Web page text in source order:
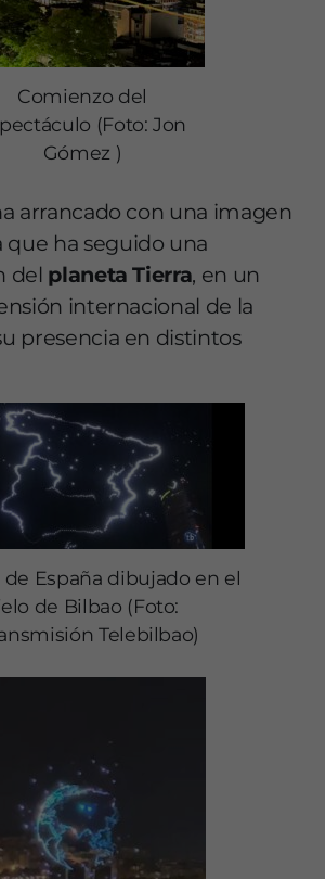
Comienzo del
(Foto: Jon
Gómez )
arrancado con una imagen
que ha seguido una
del planeta Tierra, en un
internacional de la
presencia en distintos
de España dibujado en el
de Bilbao (Foto:
Telebilbao)